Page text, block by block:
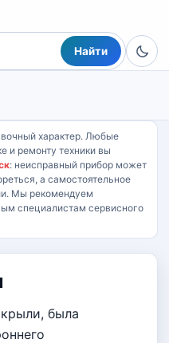
Найти
характер. Любые
и ремонту техники вы
: неисправный прибор может
а самостоятельное
Мы рекомендуем
специалистам сервисного
была